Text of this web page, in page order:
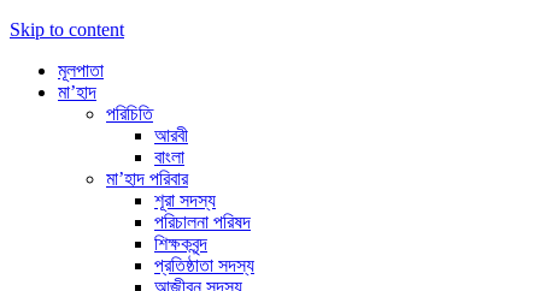
Skip to content
মূলপাতা
মা’হাদ
পরিচিতি
আরবী
বাংলা
মা’হাদ পরিবার
শূরা সদস্য
পরিচালনা পরিষদ
শিক্ষকবৃন্দ
প্রতিষ্ঠাতা সদস্য
আজীবন সদস্য